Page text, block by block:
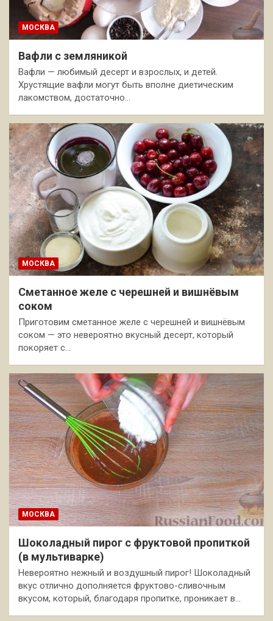
МОСКВА
Вафли с земляникой
Вафли — любимый десерт и взрослых, и детей.
Хрустящие вафли могут быть вполне диетическим
лакомством, достаточно…
МОСКВА
Сметанное желе с черешней и вишнёвым
соком
Приготовим сметанное желе с черешней и вишнёвым
соком — это невероятно вкусный десерт, который
покоряет с…
МОСКВА
Шоколадный пирог с фруктовой пропиткой
(в мультиварке)
Невероятно нежный и воздушный пирог! Шоколадный
вкус отлично дополняется фруктово-сливочным
вкусом, который, благодаря пропитке, проникает в…